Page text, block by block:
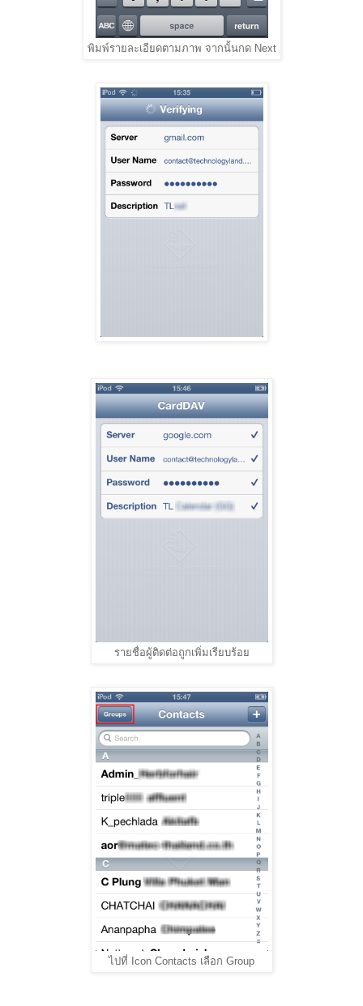
พิมพ์รายละเอียดตามภาพ จากนั้นกด Next
รายชื่อผู้ติดต่อถูกเพิ่มเรียบร้อย
ไปที่ Icon Contacts เลือก Group